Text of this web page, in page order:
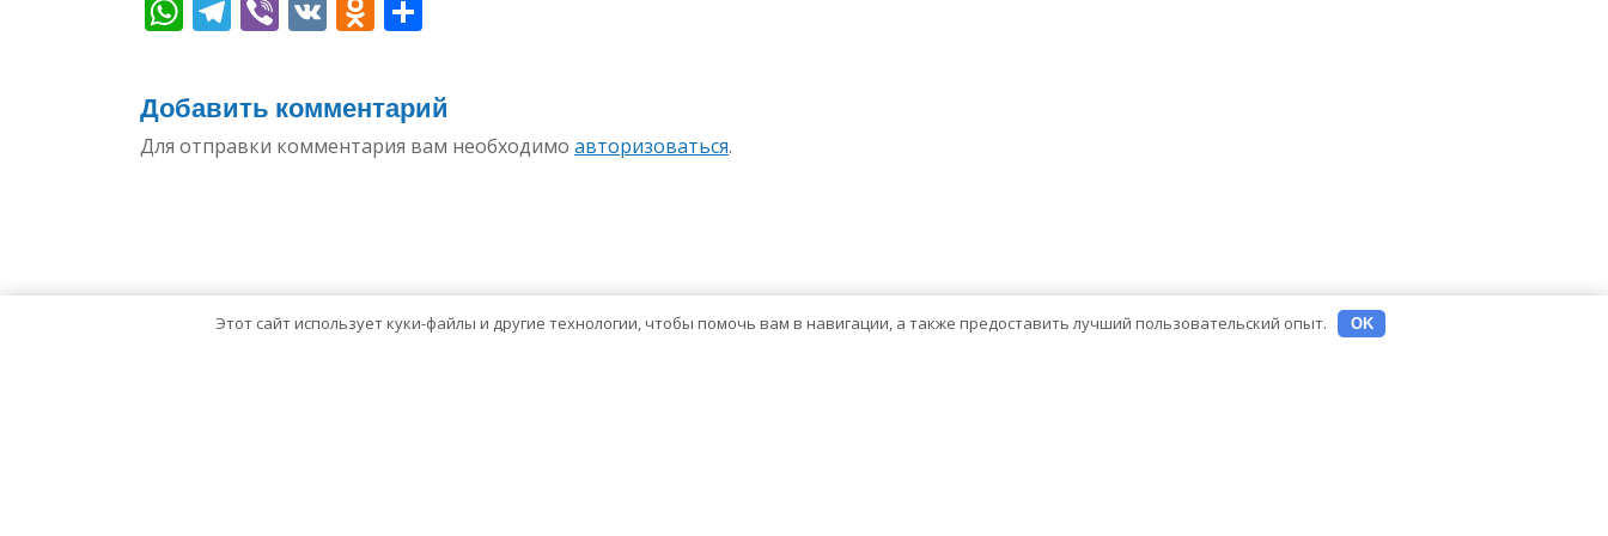
WhatsApp
Telegram
Viber
VK Odnoklassniki
Добавить комментарий
Для отправки комментария вам необходимо авторизоваться.
Этот сайт использует куки-файлы и другие технологии, чтобы помочь вам в навигации, а также предоставить лучший пользовательский опыт. OK